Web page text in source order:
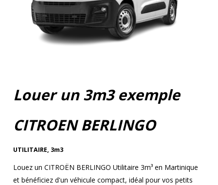
Louer un 3m3 exemple
CITROEN BERLINGO
UTILITAIRE, 3m3
Louez un CITROËN BERLINGO Utilitaire 3m³ en Martinique
et bénéficiez d'un véhicule compact, idéal pour vos petits